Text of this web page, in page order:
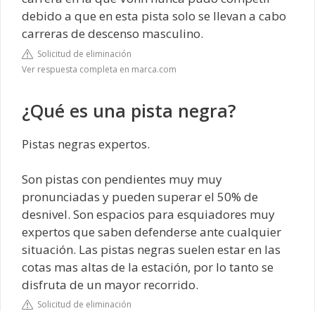
debido a que en esta pista solo se llevan a cabo
carreras de descenso masculino.
Solicitud de eliminación
Ver respuesta completa en marca.com
¿Qué es una pista negra?
Pistas negras expertos.
Son pistas con pendientes muy muy
pronunciadas y pueden superar el 50% de
desnivel. Son espacios para esquiadores muy
expertos que saben defenderse ante cualquier
situación. Las pistas negras suelen estar en las
cotas mas altas de la estación, por lo tanto se
disfruta de un mayor recorrido.
Solicitud de eliminación